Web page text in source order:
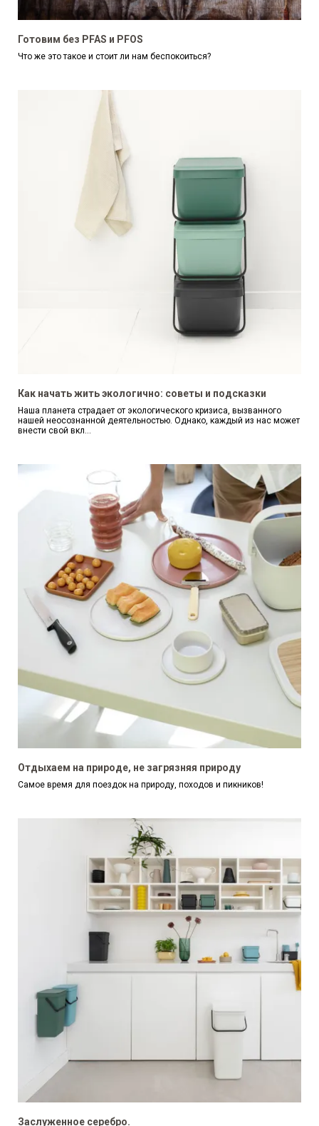
Готовим без PFAS и PFOS
Что же это такое и стоит ли нам беспокоиться?
Как начать жить экологично: советы и подсказки
Наша планета страдает от экологического кризиса, вызванного
нашей неосознанной деятельностью. Однако, каждый из нас может
внести свой вкл...
Отдыхаем на природе, не загрязняя природу
Самое время для поездок на природу, походов и пикников!
Заслуженное серебро.